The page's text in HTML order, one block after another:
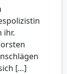
ihr.
[…]